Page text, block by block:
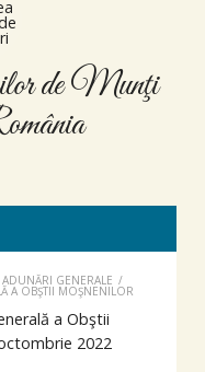
de Munţi
ADUNĂRI GENERALE /
A OBŞTII MOŞNENILOR